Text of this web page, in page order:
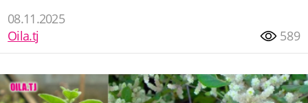
08.11.2025
Oila.tj
589